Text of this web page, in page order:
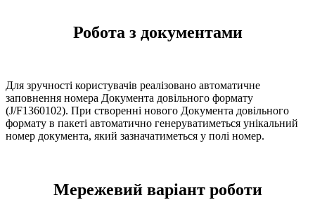
Робота з документами
Для зручності користувачів реалізовано автоматичне
заповнення номера Документа довільного формату
(J/F1360102). При створенні нового Документа довільного
формату в пакеті автоматично генеруватиметься унікальний
номер документа, який зазначатиметься у полі номер.
Мережевий варіант роботи